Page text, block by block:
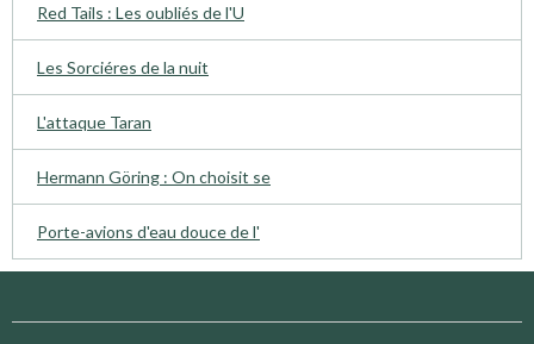
Red Tails : Les oubliés de l'U
Les Sorciéres de la nuit
L'attaque Taran
Hermann Göring : On choisit se
Porte-avions d'eau douce de l'